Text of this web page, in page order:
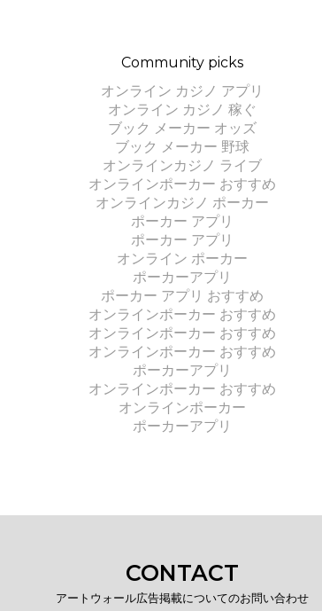
Community picks
オンライン カジノ アプリ
オンライン カジノ 稼ぐ
ブック メーカー オッズ
ブック メーカー 野球
オンラインカジノ ライブ
オンラインポーカー おすすめ
オンラインカジノ ポーカー
ポーカー アプリ
ポーカー アプリ
オンライン ポーカー
ポーカーアプリ
ポーカー アプリ おすすめ
オンラインポーカー おすすめ
オンラインポーカー おすすめ
オンラインポーカー おすすめ
ポーカーアプリ
オンラインポーカー おすすめ
オンラインポーカー
ポーカーアプリ
CONTACT
アートウォール広告掲載についてのお問い合わせ